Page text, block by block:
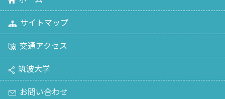
サイトマップ
交通アクセス
筑波大学
お問い合わせ